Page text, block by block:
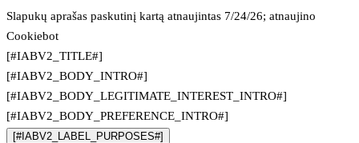
Slapukų aprašas paskutinį kartą atnaujintas 7/24/26; atnaujino
Cookiebot
[#IABV2_TITLE#]
[#IABV2_BODY_INTRO#]
[#IABV2_BODY_LEGITIMATE_INTEREST_INTRO#]
[#IABV2_BODY_PREFERENCE_INTRO#]
[#IABV2_LABEL_PURPOSES#]